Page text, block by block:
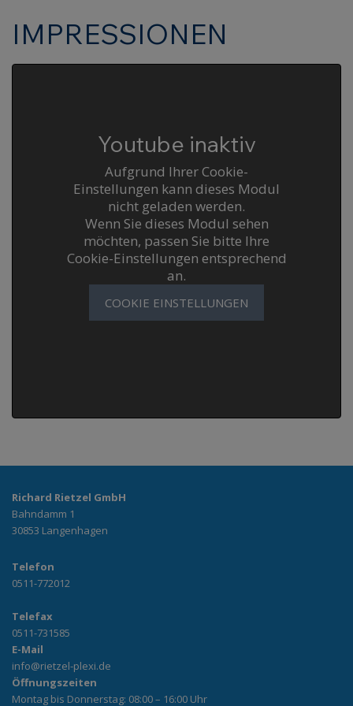
IMPRESSIONEN
Youtube inaktiv
Aufgrund Ihrer Cookie-
Einstellungen kann dieses Modul
nicht geladen werden.
Wenn Sie dieses Modul sehen
möchten, passen Sie bitte Ihre
Cookie-Einstellungen entsprechend
an.
COOKIE EINSTELLUNGEN
Richard Rietzel GmbH
Bahndamm 1
30853 Langenhagen
Telefon
0511-772012
Telefax
0511-731585
E-Mail
info@rietzel-plexi.de
Öffnungszeiten
Montag bis Donnerstag: 08:00 – 16:00 Uhr